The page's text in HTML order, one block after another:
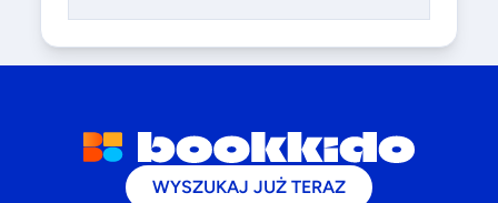
WYSZUKAJ JUŻ TERAZ